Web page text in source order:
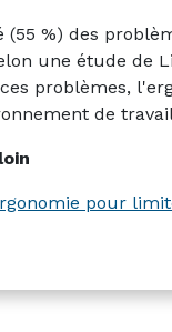
(55 %) des
une étude de
problèmes,
de
pour